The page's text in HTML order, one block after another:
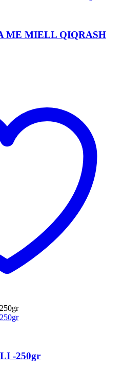
ME MIELL QIQRASH
-250gr